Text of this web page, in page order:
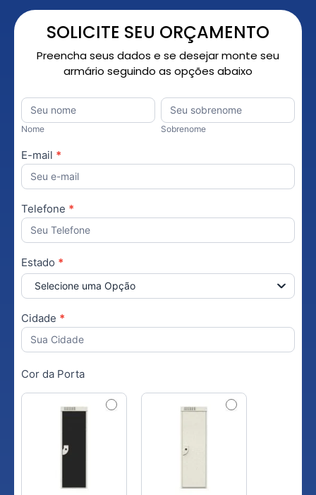
SOLICITE SEU ORÇAMENTO
Preencha seus dados e se desejar monte seu
armário seguindo as opções abaixo
Personalizado
Nome
Nome
Sobrenome
Sobrenome
E-mail *
Telefone *
Estado *
Selecione uma Opção
Cidade *
Cor da Porta